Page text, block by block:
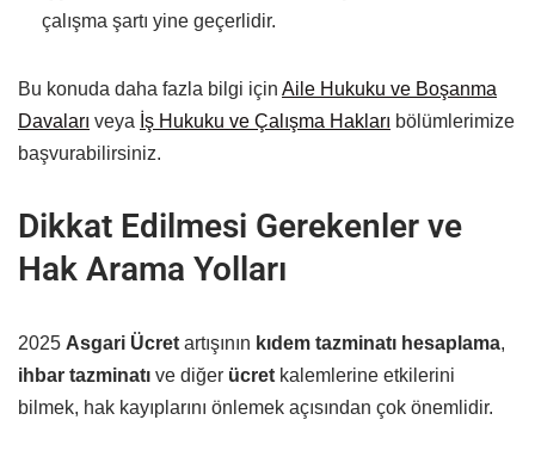
çalışma şartı yine geçerlidir.
Bu konuda daha fazla bilgi için Aile Hukuku ve Boşanma
Davaları veya İş Hukuku ve Çalışma Hakları bölümlerimize
başvurabilirsiniz.
Dikkat Edilmesi Gerekenler ve
Hak Arama Yolları
2025 Asgari Ücret artışının kıdem tazminatı hesaplama,
ihbar tazminatı ve diğer ücret kalemlerine etkilerini
bilmek, hak kayıplarını önlemek açısından çok önemlidir.